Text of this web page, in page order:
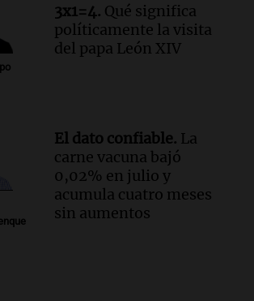
3x1=4. Qué significa
políticamente la visita
del papa León XIV
El dato confiable. La
carne vacuna bajó
0,02% en julio y
acumula cuatro meses
sin aumentos